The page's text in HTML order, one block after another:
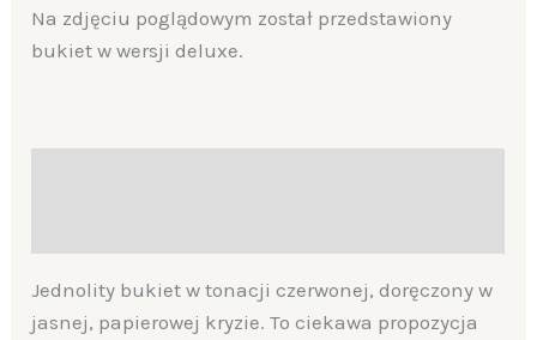
Na zdjęciu poglądowym został przedstawiony
bukiet w wersji deluxe.
Jednolity bukiet w tonacji czerwonej, doręczony w
jasnej, papierowej kryzie. To ciekawa propozycja